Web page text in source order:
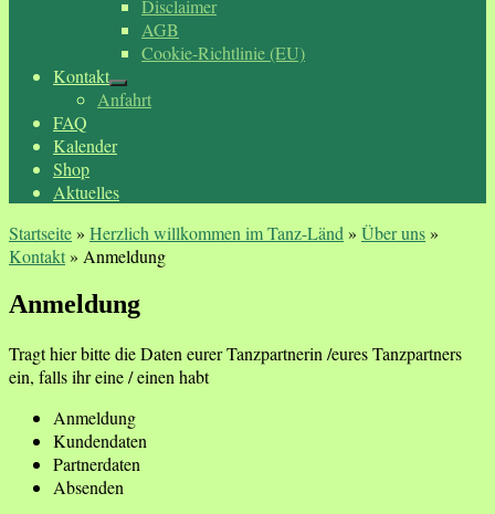
Disclaimer
AGB
Cookie-Richtlinie (EU)
Kontakt
Anfahrt
FAQ
Kalender
Shop
Aktuelles
Startseite» Herzlich willkommen im Tanz-Länd » Über uns»
Kontakt» Anmeldung
Anmeldung
Tragt hier bitte die Daten eurer Tanzpartnerin /eures Tanzpartners
ein, falls ihr eine / einen habt
Anmeldung
Kundendaten
Partnerdaten
Absenden